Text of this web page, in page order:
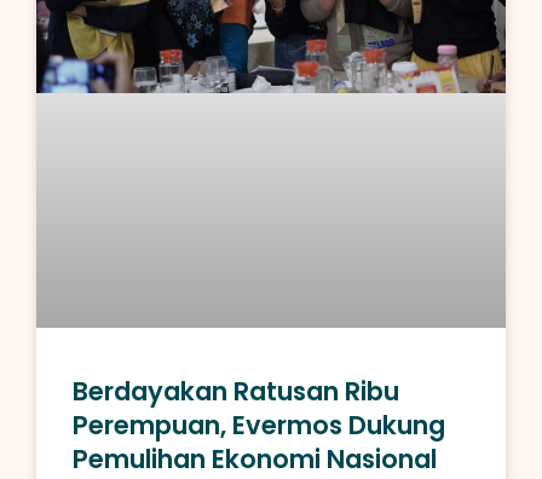
Berdayakan Ratusan Ribu
Perempuan, Evermos Dukung
Pemulihan Ekonomi Nasional